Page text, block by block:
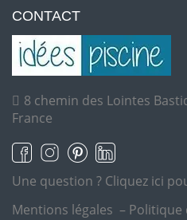
CONTACT
8 chemin des Lointes
France
Une question ? Cliquez ici
Mentions légales – Politique